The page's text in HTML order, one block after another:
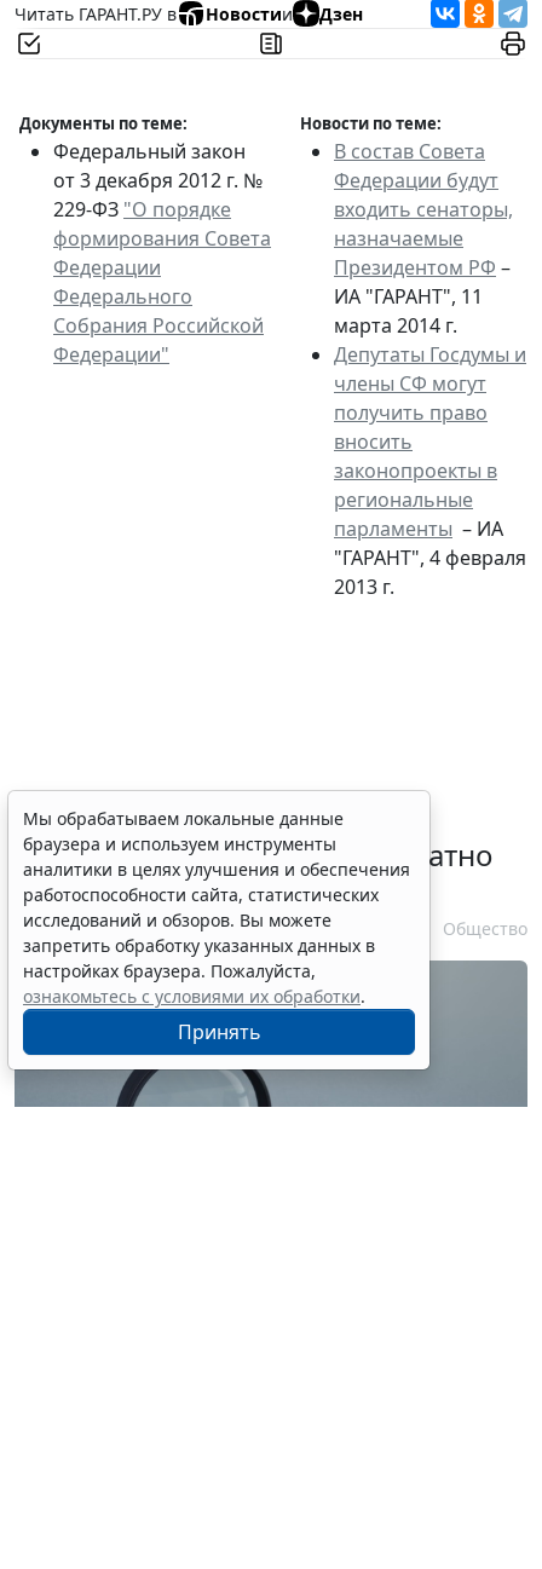
Читать ГАРАНТ.РУ в
Новостии Дзен
Документы по теме: Новости по теме:
Федеральный закон
от 3 декабря 2012 г. №
229-ФЗ "О порядке
формирования Совета
Федерации
Федерального
Собрания Российской
Федерации"
В состав Совета
Федерации будут
входить сенаторы,
назначаемые
Президентом РФ –
ИА "ГАРАНТ", 11
марта 2014 г.
Депутаты Госдумы и
члены СФ могут
получить право
вносить
законопроекты в
региональные
парламенты – ИА
"ГАРАНТ", 4 февраля
2013 г.
Временное удостоверение
личности оформляется бесплатно
при утрате паспорта
7 августа 2026 17:55 Общество
Мы обрабатываем локальные данные
браузера и используем инструменты
аналитики в целях улучшения и обеспечения
работоспособности сайта, статистических
исследований и обзоров. Вы можете
запретить обработку указанных данных в
настройках браузера. Пожалуйста,
ознакомьтесь с условиями их обработки.
Принять